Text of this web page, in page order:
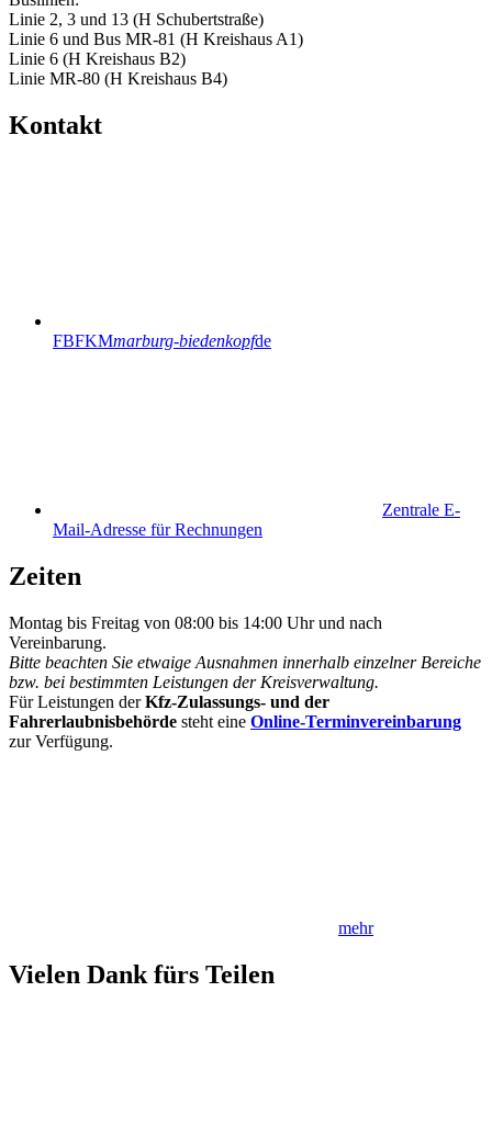
Linie 2, 3 und 13 (H Schubertstraße)
Linie 6 und Bus MR-81 (H Kreishaus A1)
Linie 6 (H Kreishaus B2)
Linie MR-80 (H Kreishaus B4)
Kontakt
FBFKMmarburg-biedenkopfde
Zentrale E-
Mail-Adresse für Rechnungen
Zeiten
Montag bis Freitag von 08:00 bis 14:00 Uhr und nach
Vereinbarung.
Bitte beachten Sie etwaige Ausnahmen innerhalb einzelner Bereiche
bzw. bei bestimmten Leistungen der Kreisverwaltung.
Für Leistungen derKfz-Zulassungs- und der
Fahrerlaubnisbehörde steht eine Online-Terminvereinbarung
zur Verfügung.
mehr
Vielen Dank fürs Teilen